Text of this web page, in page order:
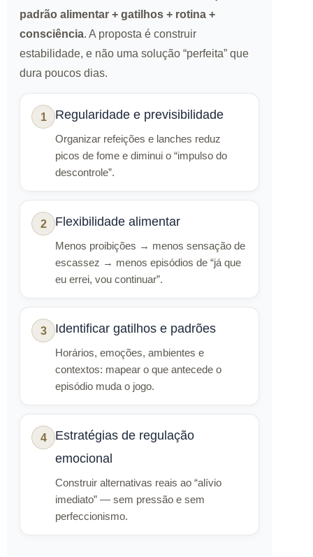
padrão alimentar + gatilhos + rotina +
consciência. A proposta é construir
estabilidade, e não uma solução “perfeita” que
dura poucos dias.
1 Regularidade e previsibilidade
Organizar refeições e lanches reduz
picos de fome e diminui o “impulso do
descontrole”.
2 Flexibilidade alimentar
Menos proibições → menos sensação de
escassez → menos episódios de “já que
eu errei, vou continuar”.
3 Identificar gatilhos e padrões
Horários, emoções, ambientes e
contextos: mapear o que antecede o
episódio muda o jogo.
4
Estratégias de regulação
emocional
Construir alternativas reais ao “alívio
imediato” — sem pressão e sem
perfeccionismo.